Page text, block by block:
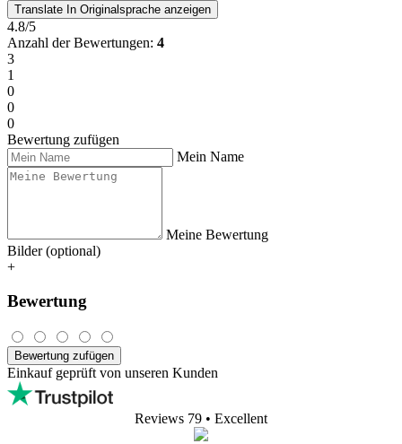
Translate In Originalsprache anzeigen
4.8/5
Anzahl der Bewertungen: 4
3
1
0
0
0
Bewertung zufügen
Mein Name
Meine Bewertung
Bilder (optional)
+
Bewertung
Bewertung zufügen
Einkauf geprüft von unseren Kunden
Reviews 79 • Excellent